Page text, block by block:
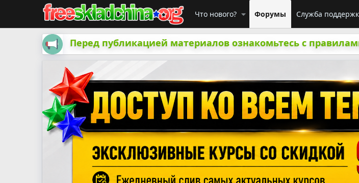
Что нового? Форумы Служба
Перед публикацией материалов ознакомьтесь с